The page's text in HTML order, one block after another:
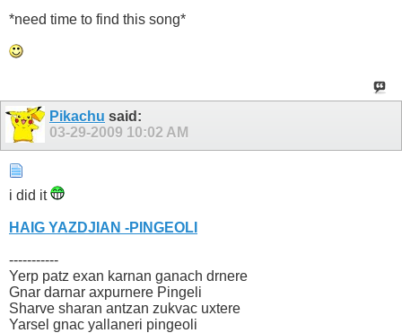
*need time to find this song*
Pikachu said:
03-29-2009 10:02 AM
i did it
HAIG YAZDJIAN -PINGEOLI
-----------
Yerp patz exan karnan ganach drnere
Gnar darnar axpurnere Pingeli
Sharve sharan antzan zukvac uxtere
Yarsel gnac yallaneri pingeoli